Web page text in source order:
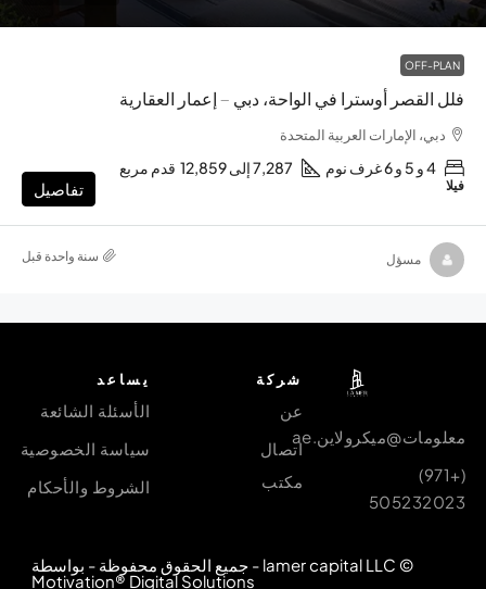
OFF-PLAN
فلل القصر أوسترا في الواحة، دبي – إعمار العقارية
دبي، الإمارات العربية المتحدة
4 و 5 و 6 غرف نوم 7,287 إلى 12,859 قدم مربع
فيلا تفاصيل
مسؤل ‏سنة واحدة قبل
معلومات@ميكرولاين.ae
(+971)
505232023
شركة
عن
اتصال
مكتب
يساعد
الأسئلة الشائعة
سياسة الخصوصية
الشروط والأحكام
© lamer capital LLC - جميع الحقوق محفوظة - بواسطة
Motivation® Digital Solutions